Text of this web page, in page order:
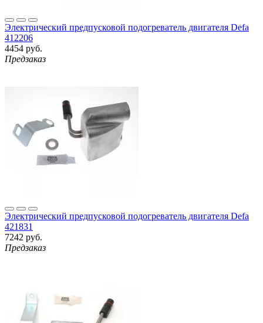
Электрический предпусковой подогреватель двигателя Defa
412206
4454 руб.
Предзаказ
Электрический предпусковой подогреватель двигателя Defa
421831
7242 руб.
Предзаказ